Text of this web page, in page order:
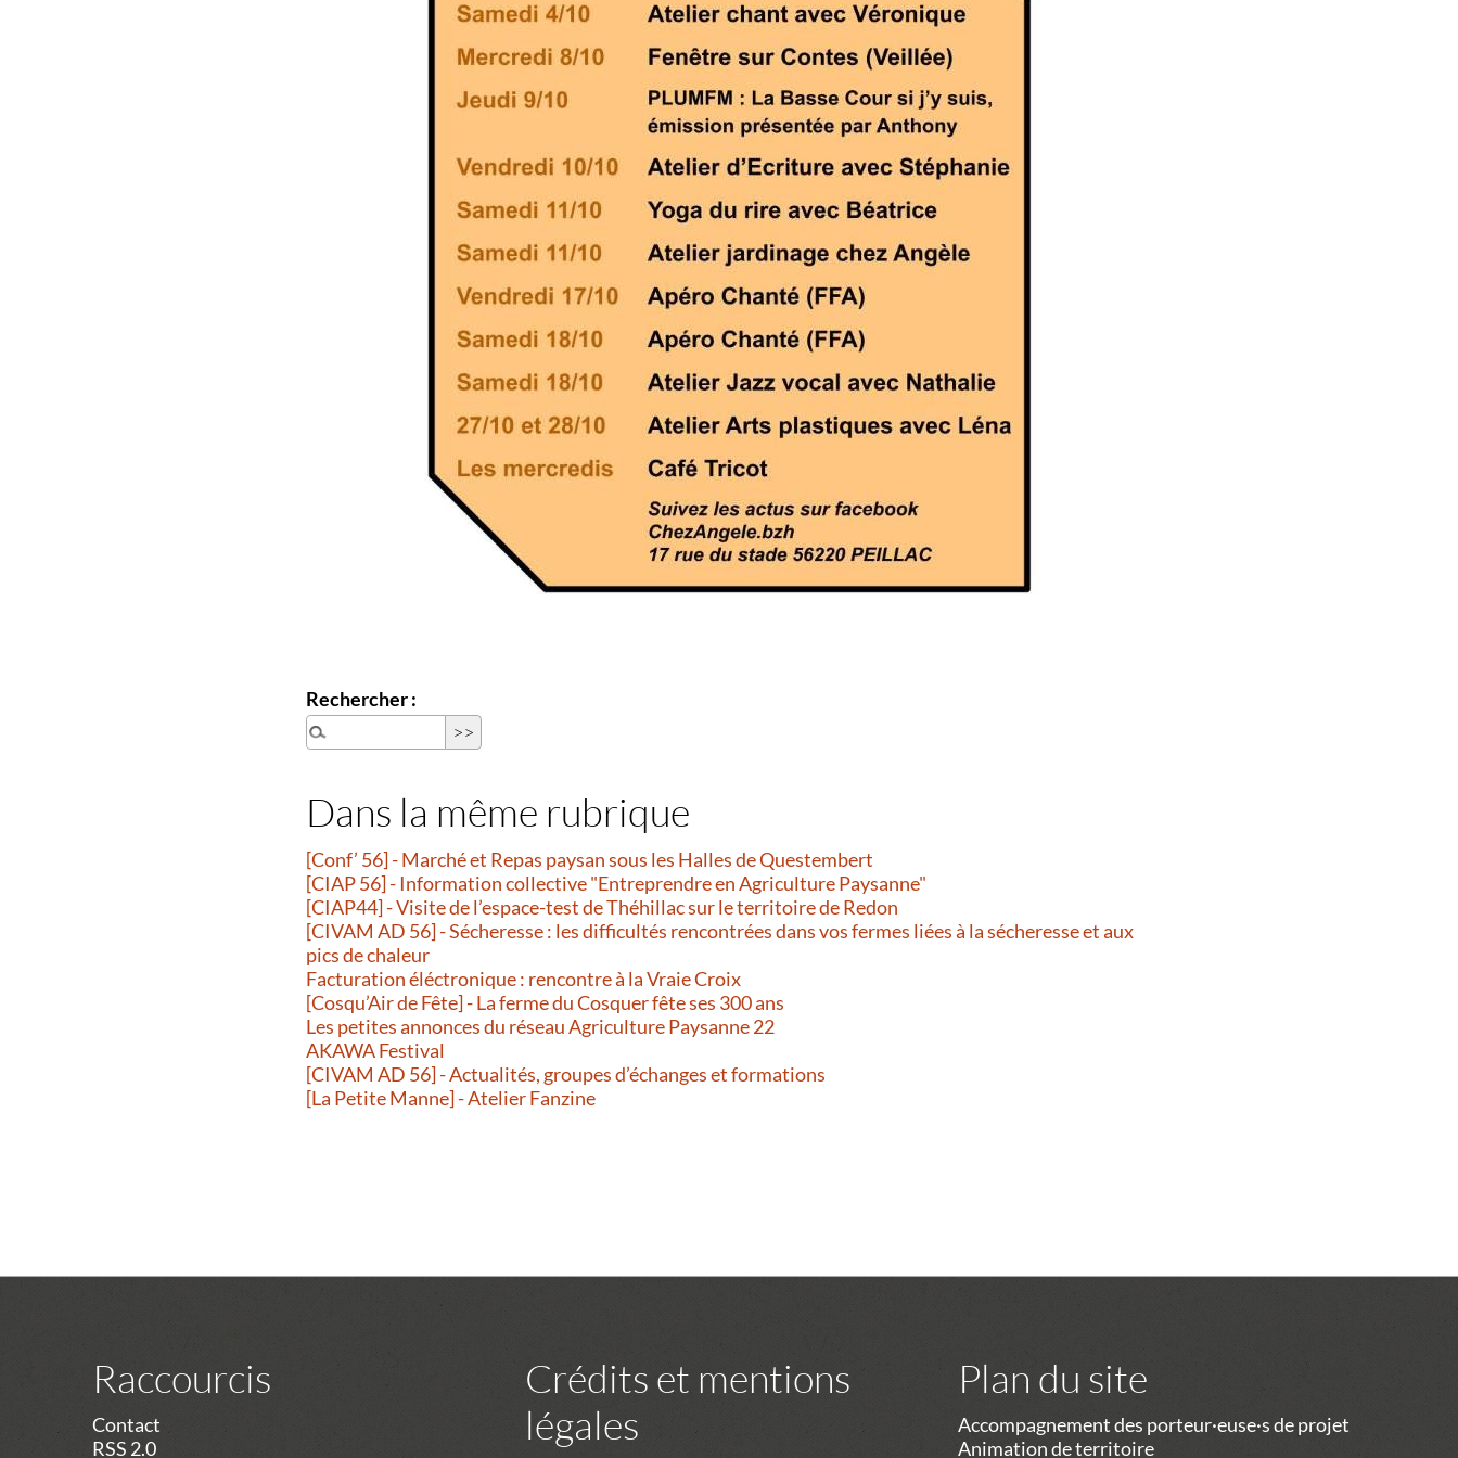
Rechercher :
Dans la même rubrique
[Conf’ 56] - Marché et Repas paysan sous les Halles de Questembert
[CIAP 56] - Information collective "Entreprendre en Agriculture Paysanne"
[CIAP44] - Visite de l’espace-test de Théhillac sur le territoire de Redon
[CIVAM AD 56] - Sécheresse : les difficultés rencontrées dans vos fermes liées à la sécheresse et aux
pics de chaleur
Facturation éléctronique : rencontre à la Vraie Croix
[Cosqu’Air de Fête] - La ferme du Cosquer fête ses 300 ans
Les petites annonces du réseau Agriculture Paysanne 22
AKAWA Festival
[CIVAM AD 56] - Actualités, groupes d’échanges et formations
[La Petite Manne] - Atelier Fanzine
Raccourcis
Contact
RSS 2.0
Crédits et mentions
légales
Plan du site
Accompagnement des porteur·euse·s de projet
Animation de territoire